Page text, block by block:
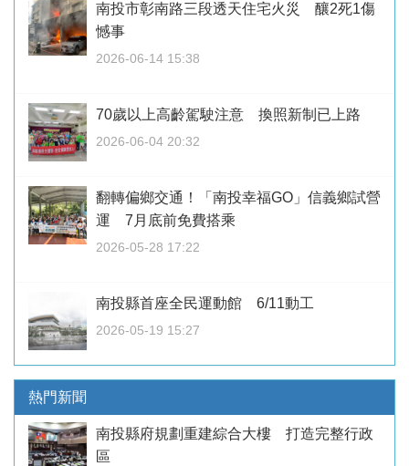
南投市彰南路三段透天住宅火災 釀2死1傷
憾事
2026-06-14 15:38
70歲以上高齡駕駛注意 換照新制已上路
2026-06-04 20:32
翻轉偏鄉交通！「南投幸福GO」信義鄉試營
運 7月底前免費搭乘
2026-05-28 17:22
南投縣首座全民運動館 6/11動工
2026-05-19 15:27
熱門新聞
南投縣府規劃重建綜合大樓 打造完整行政
區